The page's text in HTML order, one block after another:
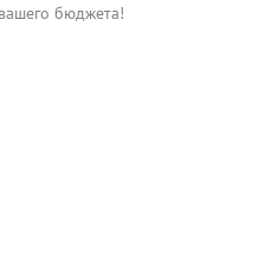
бюджета!